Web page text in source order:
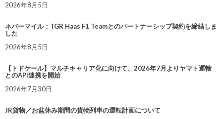
2026年8月5日
ネバーマイル：TGR Haas F1 Teamとのパートナーシップ契約を締結しま
した
2026年8月5日
【トドケール】マルチキャリア化に向けて、2026年7月よりヤマト運輸
とのAPI連携を開始
2026年7月30日
JR貨物／お盆休み期間の貨物列車の運転計画について